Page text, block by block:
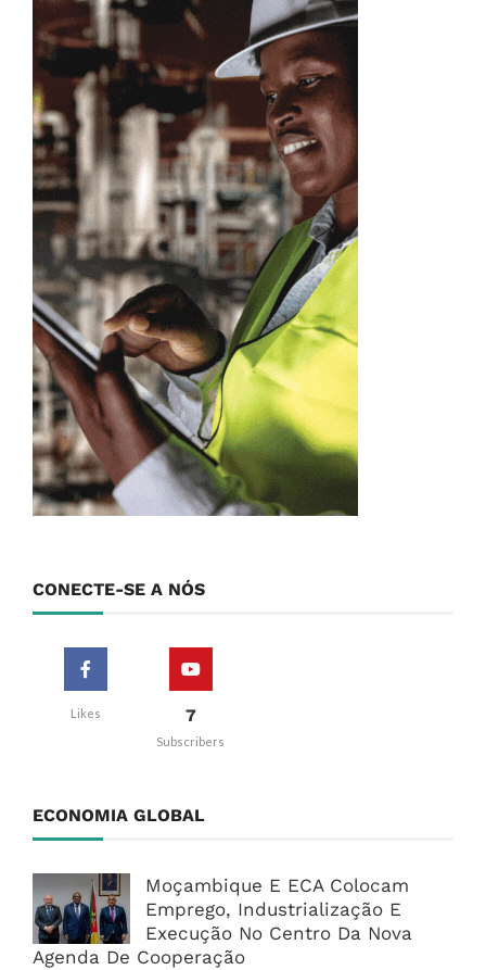
CONECTE-SE A NÓS
Likes 7
Subscribers
ECONOMIA GLOBAL
Moçambique E ECA Colocam
Emprego, Industrialização E
Execução No Centro Da Nova
Agenda De Cooperação